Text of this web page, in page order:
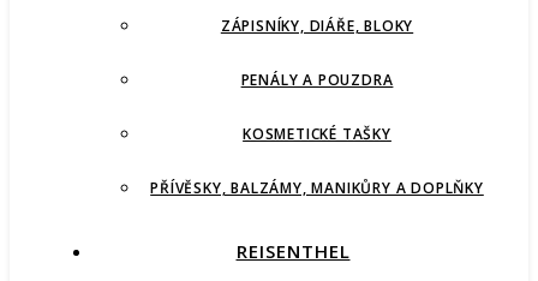
ZÁPISNÍKY, DIÁŘE, BLOKY
PENÁLY A POUZDRA
KOSMETICKÉ TAŠKY
PŘÍVĚSKY, BALZÁMY, MANIKŮRY A DOPLŇKY
REISENTHEL